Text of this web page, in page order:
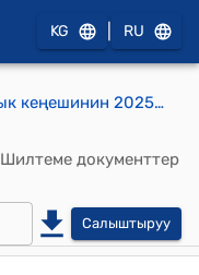
KG RU
Т.Балтагулов айылдык кеңешинин 2025-жылдын 19-июнундагы №5/10 «Т.Балтагулов айыл аймагынын 2026-2027-2028-жылдарга киреше бөлүгүнүн болжолду долбоорун бекитүү жөнүндө» токтому
Шилтеме документтер
Салыштыруу